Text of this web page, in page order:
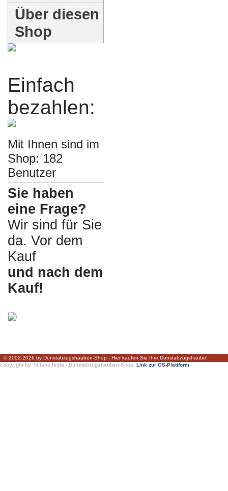
Über diesen
Shop
Einfach
bezahlen:
Mit Ihnen sind im
Shop: 182
Benutzer
Sie haben
eine Frage?
Wir sind für Sie
da. Vor dem
Kauf
und nach dem
Kauf!
© 2002-2026 by Dunstabzugshauben-Shop - Hier kaufen Sie Ihre Dunstabzugshaube!
copyright by: Milano Isola - Dunstabzugshauben-Shop. Link zur OS-Plattform